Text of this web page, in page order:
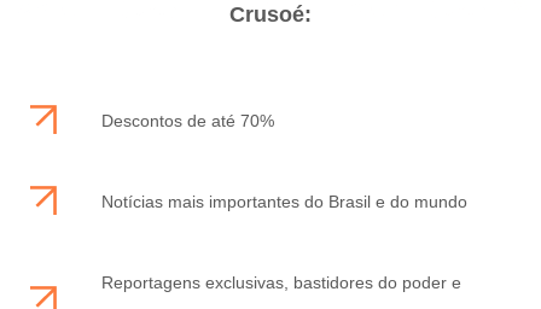
Crusoé:
Descontos de até 70%
Notícias mais importantes do Brasil e do mundo
Reportagens exclusivas, bastidores do poder e